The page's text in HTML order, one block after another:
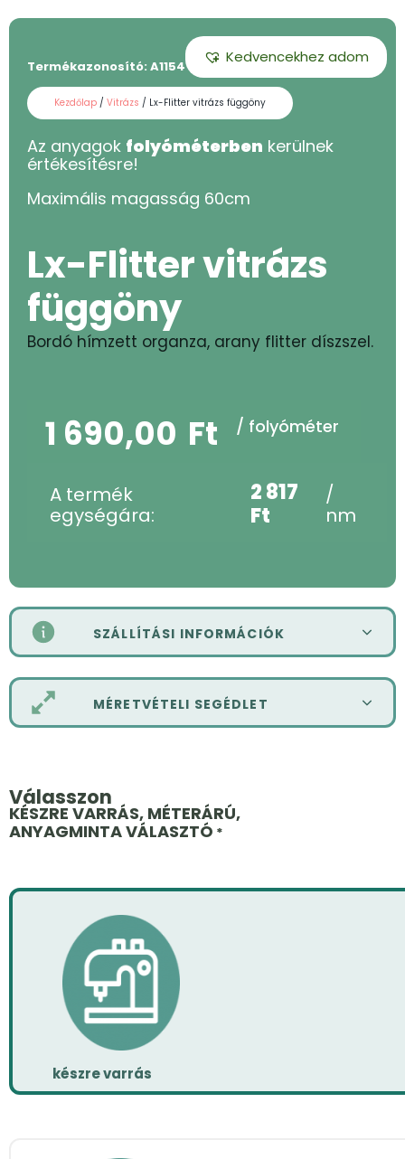
Kedvencekhez adom
Termékazonosító: A1154 - 60
Kezdőlap / Vitrázs / Lx-Flitter vitrázs függöny
Az anyagok folyóméterben kerülnek
értékesítésre!
Maximális magasság 60cm
Lx-Flitter vitrázs
függöny
Bordó hímzett organza, arany flitter díszszel.
1 690,00 Ft / folyóméter
A termék
egységára:
2 817
Ft
/
nm
SZÁLLÍTÁSI INFORMÁCIÓK
MÉRETVÉTELI SEGÉDLET
Válasszon
KÉSZRE VARRÁS, MÉTERÁRÚ,
ANYAGMINTA VÁLASZTÓ *
készre varrás